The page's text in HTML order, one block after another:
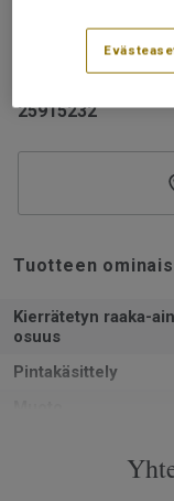
Päällysteet saa
ammattilainen.
Ftalaatiton
25915232
Tuotteen
Kierrätetyn raaka-
osuus
Pintakäsittely